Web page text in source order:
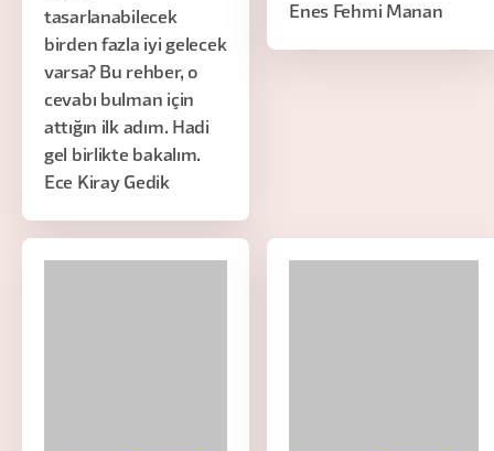
tasarlanabilecek
birden fazla iyi gelecek
varsa? Bu rehber, o
cevabı bulman için
attığın ilk adım. Hadi
gel birlikte bakalım.
Ece Kiray Gedik
Enes Fehmi Manan